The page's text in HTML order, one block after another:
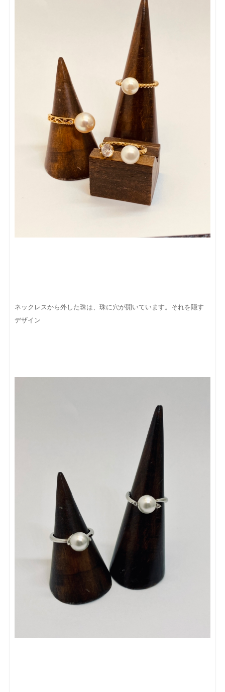
ネックレスから外した珠は、珠に穴が開いています。それを隠す
デザイン